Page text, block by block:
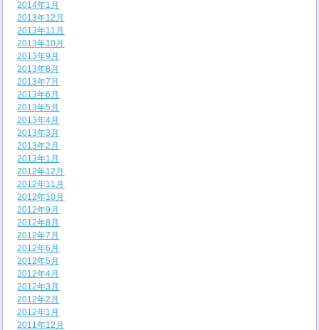
2014年1月
2013年12月
2013年11月
2013年10月
2013年9月
2013年8月
2013年7月
2013年6月
2013年5月
2013年4月
2013年3月
2013年2月
2013年1月
2012年12月
2012年11月
2012年10月
2012年9月
2012年8月
2012年7月
2012年6月
2012年5月
2012年4月
2012年3月
2012年2月
2012年1月
2011年12月